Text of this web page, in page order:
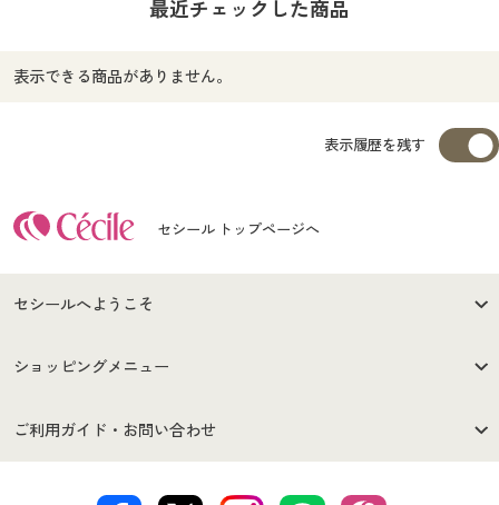
最近チェックした商品
表示できる商品がありません。
表示履歴を残す
セシール トップページへ
セシールへようこそ
はじめての方へ
セシールご利用規約
ショッピングメニュー
商品カテゴリ
ご利用ガイド・お問い合わせ